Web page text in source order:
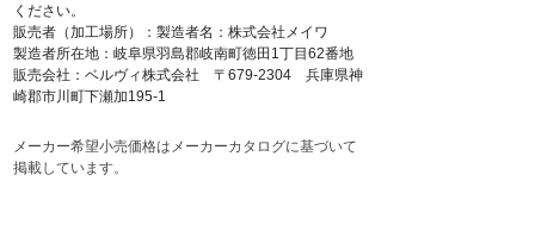
ください。
販売者（加工場所）：製造者名：株式会社メイワ
製造者所在地：岐阜県羽島郡岐南町徳田1丁目62番地
販売会社：ベルヴィ株式会社 〒679-2304 兵庫県神
崎郡市川町下瀬加195-1
メーカー希望小売価格はメーカーカタログに基づいて
掲載しています。